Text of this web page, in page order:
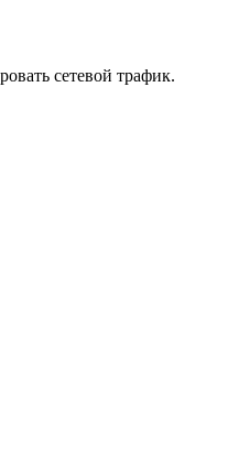
сетевой трафик.